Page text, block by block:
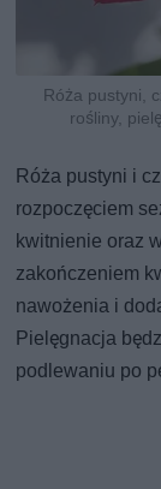
Róża pustyni,
rośliny,
Róża pustyni i
rozpoczęciem
kwitnienie oraz
zakończeniem
nawożenia i
Pielęgnacja
podlewaniu po